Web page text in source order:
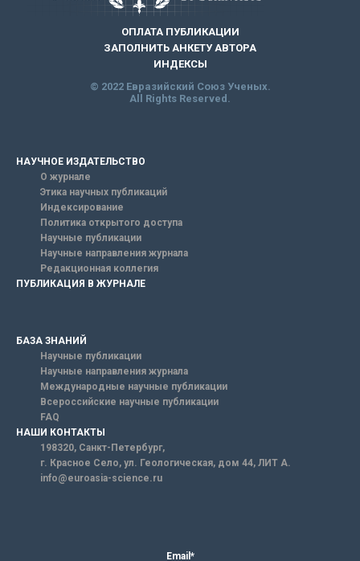
ОПЛАТА ПУБЛИКАЦИИ
ЗАПОЛНИТЬ АНКЕТУ АВТОРА
ИНДЕКСЫ
© 2022 Евразийский Союз Ученых.
All Rights Reserved.
НАУЧНОЕ ИЗДАТЕЛЬСТВО
О журнале
Этика научных публикаций
Индексирование
Политика открытого доступа
Научные публикации
Научные направления журнала
Редакционная коллегия
ПУБЛИКАЦИЯ В ЖУРНАЛЕ
БАЗА ЗНАНИЙ
Научные публикации
Научные направления журнала
Международные научные публикации
Всероссийские научные публикации
FAQ
НАШИ КОНТАКТЫ
198320, Санкт-Петербург,
г. Красное Село, ул. Геологическая, дом 44, ЛИТ А.
info@euroasia-science.ru
Email*